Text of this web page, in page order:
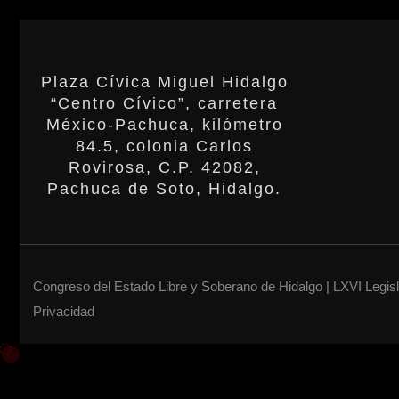
Plaza Cívica Miguel Hidalgo
“Centro Cívico”, carretera
México-Pachuca, kilómetro
84.5, colonia Carlos
Rovirosa, C.P. 42082,
Pachuca de Soto, Hidalgo.
Congreso del Estado Libre y Soberano de Hidalgo | LXVI
Privacidad